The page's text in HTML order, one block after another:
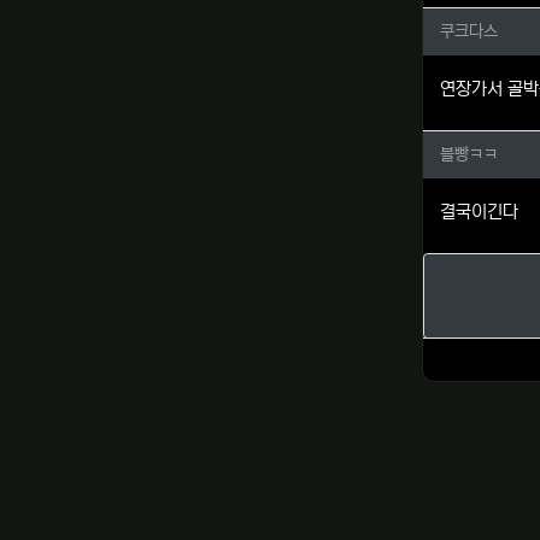
쿠크다
쿠크다스
연장가서 골
블빵ㅋ
블빵ㅋㅋ
결국이긴다